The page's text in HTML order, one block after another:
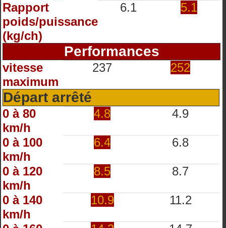
Rapport
poids/puissance
(kg/ch)
6.1 5.1
Performances
vitesse
maximum
237 252
Départ arrêté
0 à 80
km/h
4.8 4.9
0 à 100
km/h
6.4 6.8
0 à 120
km/h
8.5 8.7
0 à 140
km/h
10.9 11.2